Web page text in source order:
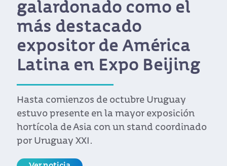
el
Beijing
Uruguay
exposición
coordinado
en Hong
hub de
cargo de la apertura de
que también participaron
instituciones uruguayas.